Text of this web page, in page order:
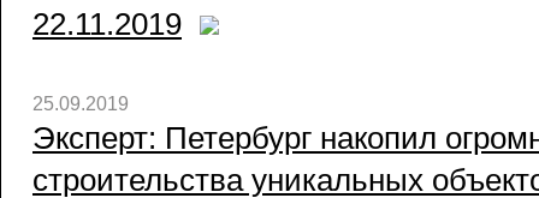
22.11.2019
25.09.2019
Эксперт: Петербург накопил
строительства уникальных